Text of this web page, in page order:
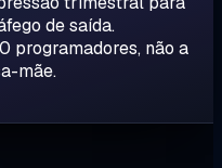
de saída.
programadores, não a
mãe.